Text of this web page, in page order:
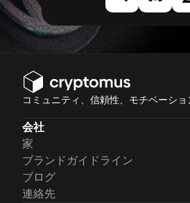
コミュニティ、信頼性、モチベーショ
会社
家
ブランドガイドライン
ブログ
連絡先